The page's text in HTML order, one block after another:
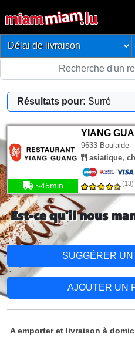
Résultats pour: Surré
YIANG
9633 Boulaide
asiatique,
~45min (13)
Est-ce qu'il nous
SUGGÉRER
AJOUTER UN
A emporter et livraison à